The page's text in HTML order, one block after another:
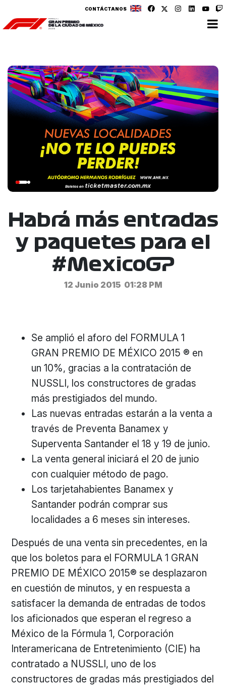
CONTÁCTANOS
Habrá más entradas
y paquetes para el
#MexicoGP
12 Junio 2015 01:28 PM
Se amplió el aforo del FORMULA 1
GRAN PREMIO DE MÉXICO 2015 ® en
un 10%, gracias a la contratación de
NUSSLI, los constructores de gradas
más prestigiados del mundo.
Las nuevas entradas estarán a la venta a
través de Preventa Banamex y
Superventa Santander el 18 y 19 de junio.
La venta general iniciará el 20 de junio
con cualquier método de pago.
Los tarjetahabientes Banamex y
Santander podrán comprar sus
localidades a 6 meses sin intereses.
Después de una venta sin precedentes, en la
que los boletos para el FORMULA 1 GRAN
PREMIO DE MÉXICO 2015® se desplazaron
en cuestión de minutos, y en respuesta a
satisfacer la demanda de entradas de todos
los aficionados que esperan el regreso a
México de la Fórmula 1, Corporación
Interamericana de Entretenimiento (CIE) ha
contratado a NUSSLI, uno de los
constructores de gradas más prestigiados del